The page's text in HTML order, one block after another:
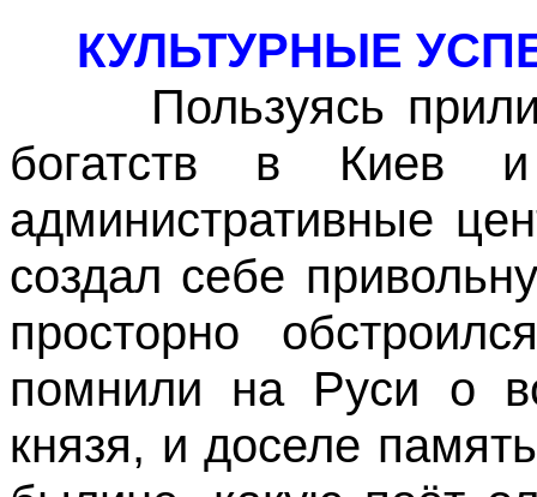
КУЛЬТУРНЫЕ
Пользуясь
богатств в Киев
административные
создал себе
просторно
помнили на Руси о
князя, и доселе